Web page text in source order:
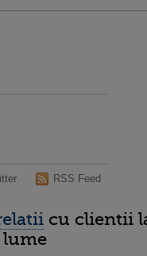
RSS Feed
cu clientii